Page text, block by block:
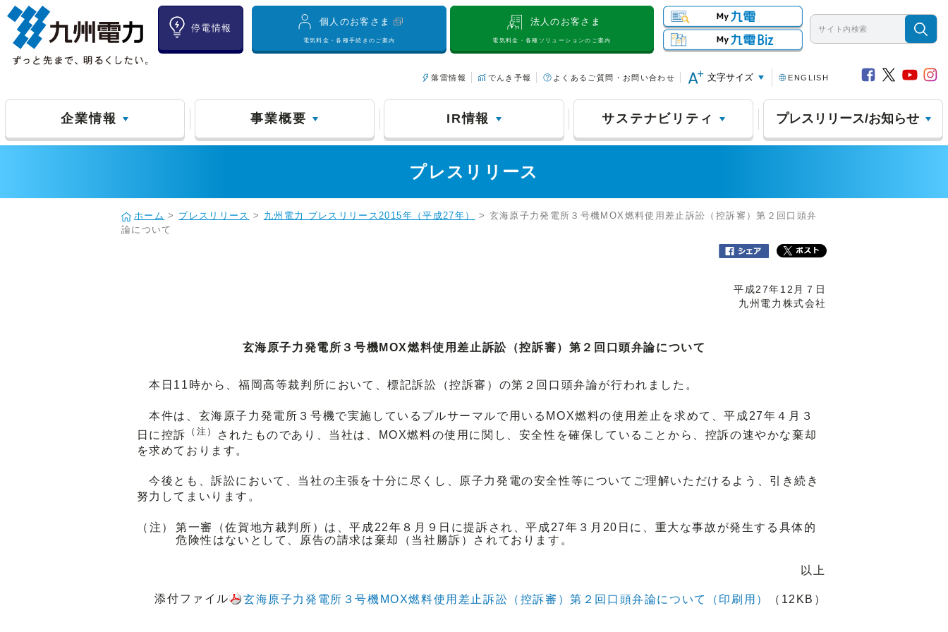
停電情報
個人のお客さま
電気料金・各種手続きのご案内
法人のお客さま
電気料金・各種ソリューションのご案内
落雷情報 でんき予報 よくあるご質問・お問い合わせ 文字サイズ ENGLISH
企業情報 事業概要 IR情報 サステナビリティ プレスリリース/お知らせ
プレスリリース
ホーム > プレスリリース > 九州電力 プレスリリース2015年（平成27年）
> 玄海原子力発電所３号機MOX燃料使用差止訴訟（控訴審）第２回口頭弁
論について
平成27年12月７日
九州電力株式会社
玄海原子力発電所３号機MOX燃料使用差止訴訟（控訴審）第２回口頭弁論について
本日11時から、福岡高等裁判所において、標記訴訟（控訴審）の第２回口頭弁論が行われました。
本件は、玄海原子力発電所３号機で実施しているプルサーマルで用いるMOX燃料の使用差止を求めて、平成27年４月３
日に控訴
（注）
されたものであり、当社は、MOX燃料の使用に関し、安全性を確保していることから、控訴の速やかな棄却
を求めております。
今後とも、訴訟において、当社の主張を十分に尽くし、原子力発電の安全性等についてご理解いただけるよう、引き続き
努力してまいります。
（注）
第一審（佐賀地方裁判所）は、平成22年８月９日に提訴され、平成27年３月20日に、重大な事故が発生する具体的
危険性はないとして、原告の請求は棄却（当社勝訴）されております。
以上
添付ファイル 玄海原子力発電所３号機MOX燃料使用差止訴訟（控訴審）第２回口頭弁論について（印刷用） （12KB）